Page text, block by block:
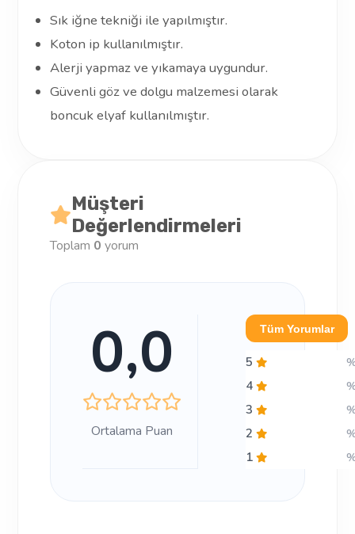
Sık iğne tekniği ile yapılmıştır.
Koton ip kullanılmıştır.
Alerji yapmaz ve yıkamaya uygundur.
Güvenli göz ve dolgu malzemesi olarak
boncuk elyaf kullanılmıştır.
Müşteri
Değerlendirmeleri
Toplam 0 yorum
0,0
Ortalama Puan
Tüm Yorumlar
5
4
3
2
1